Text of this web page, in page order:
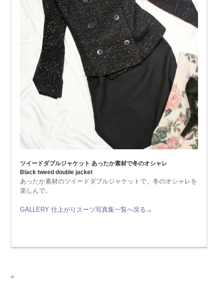
ツイードダブルジャケット あったか素材で冬のオシャレ
Black tweed double jacket
あったか素材のツイードダブルジャケットで、冬のオシャレを
楽しんで。
GALLERY 仕上がりスーツ写真集一覧へ戻る→
«